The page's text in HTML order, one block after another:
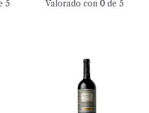
5 Valorado con 0de 5